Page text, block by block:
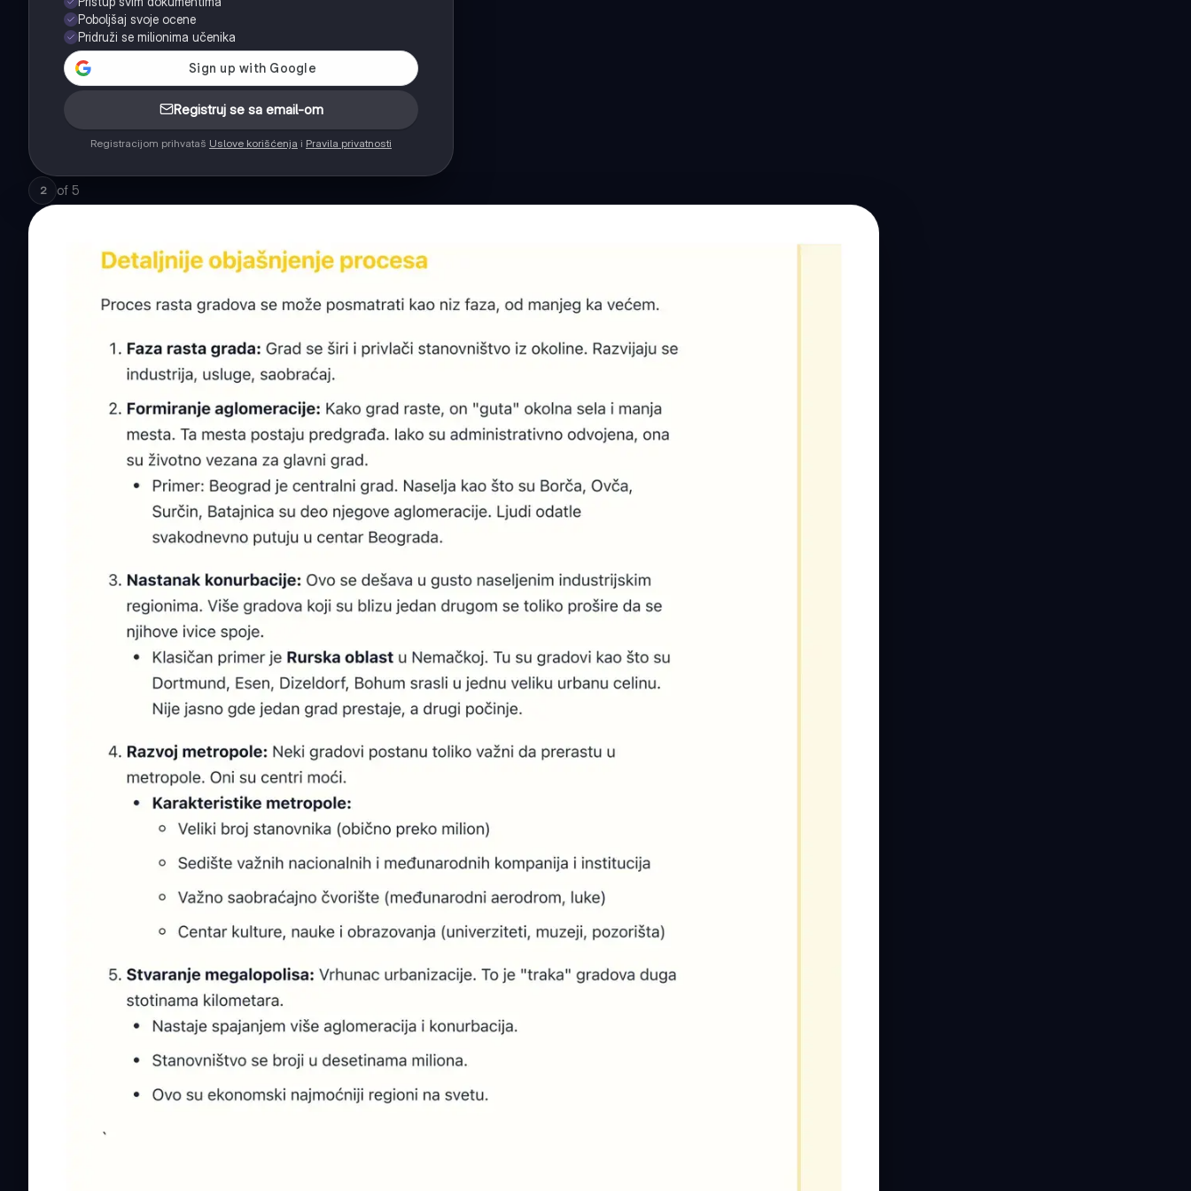
Poboljšaj svoje ocene
Pridruži se milionima učenika
Registruj se sa email-om
Registracijom prihvataš Uslove korišćenja i Pravila privatnosti
2 of 5